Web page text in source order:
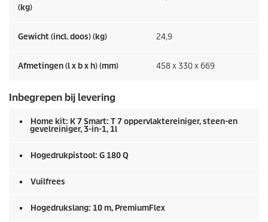
(kg)
Gewicht (incl. doos) (kg) 24,9
Afmetingen (l x b x h) (mm) 458 x 330 x 669
Inbegrepen bij levering
Home kit: K 7 Smart: T 7 oppervlaktereiniger, steen-en
gevelreiniger, 3-in-1, 1l
Hogedrukpistool: G 180 Q
Vuilfrees
Hogedrukslang: 10 m, PremiumFlex